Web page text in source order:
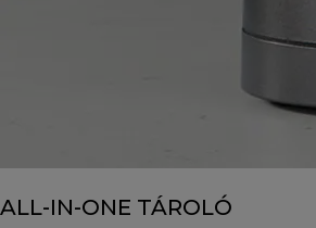
ALL-IN-ONE TÁROLÓ